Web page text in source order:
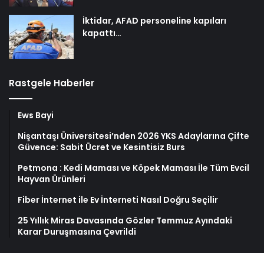
İktidar, AFAD personeline kapıları
kapattı…
Rastgele Haberler
Ews Bayi
Nişantaşı Üniversitesi’nden 2026 YKS Adaylarına Çifte
Güvence: Sabit Ücret ve Kesintisiz Burs
Petmona : Kedi Maması ve Köpek Maması İle Tüm Evcil
Hayvan Ürünleri
Fiber İnternet ile Ev İnterneti Nasıl Doğru Seçilir
25 Yıllık Miras Davasında Gözler Temmuz Ayındaki
Karar Duruşmasına Çevrildi